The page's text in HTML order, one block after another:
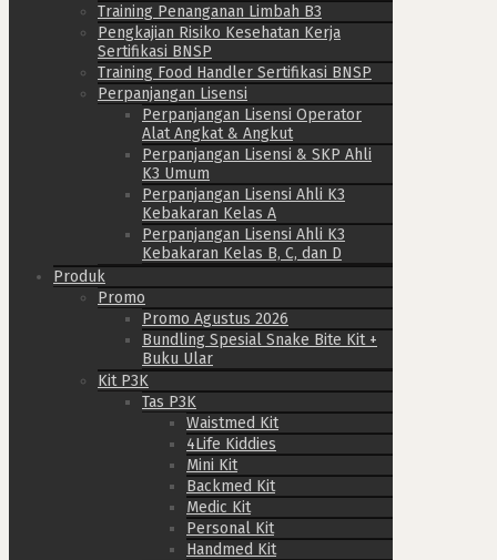
Training Penanganan Limbah B3
Pengkajian Risiko Kesehatan Kerja
Sertifikasi BNSP
Training Food Handler Sertifikasi BNSP
Perpanjangan Lisensi
Perpanjangan Lisensi Operator
Alat Angkat & Angkut
Perpanjangan Lisensi & SKP Ahli
K3 Umum
Perpanjangan Lisensi Ahli K3
Kebakaran Kelas A
Perpanjangan Lisensi Ahli K3
Kebakaran Kelas B, C, dan D
Produk
Promo
Promo Agustus 2026
Bundling Spesial Snake Bite Kit +
Buku Ular
Kit P3K
Tas P3K
Waistmed Kit
4Life Kiddies
Mini Kit
Backmed Kit
Medic Kit
Personal Kit
Handmed Kit